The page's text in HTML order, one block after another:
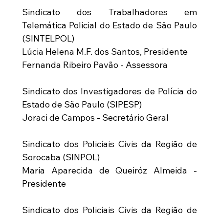
Sindicato dos Trabalhadores em
Telemática Policial do Estado de São Paulo
(SINTELPOL)
Lúcia Helena M.F. dos Santos, Presidente
Fernanda Ribeiro Pavão - Assessora
Sindicato dos Investigadores de Polícia do
Estado de São Paulo (SIPESP)
Joraci de Campos - Secretário Geral
Sindicato dos Policiais Civis da Região de
Sorocaba (SINPOL)
Maria Aparecida de Queiróz Almeida -
Presidente
Sindicato dos Policiais Civis da Região de